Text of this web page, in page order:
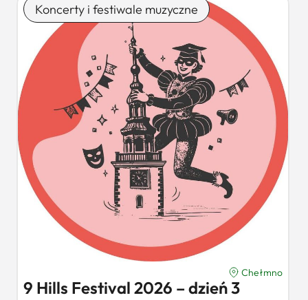
Koncerty i festiwale muzyczne
Chełmno
9 Hills Festival 2026 – dzień 3